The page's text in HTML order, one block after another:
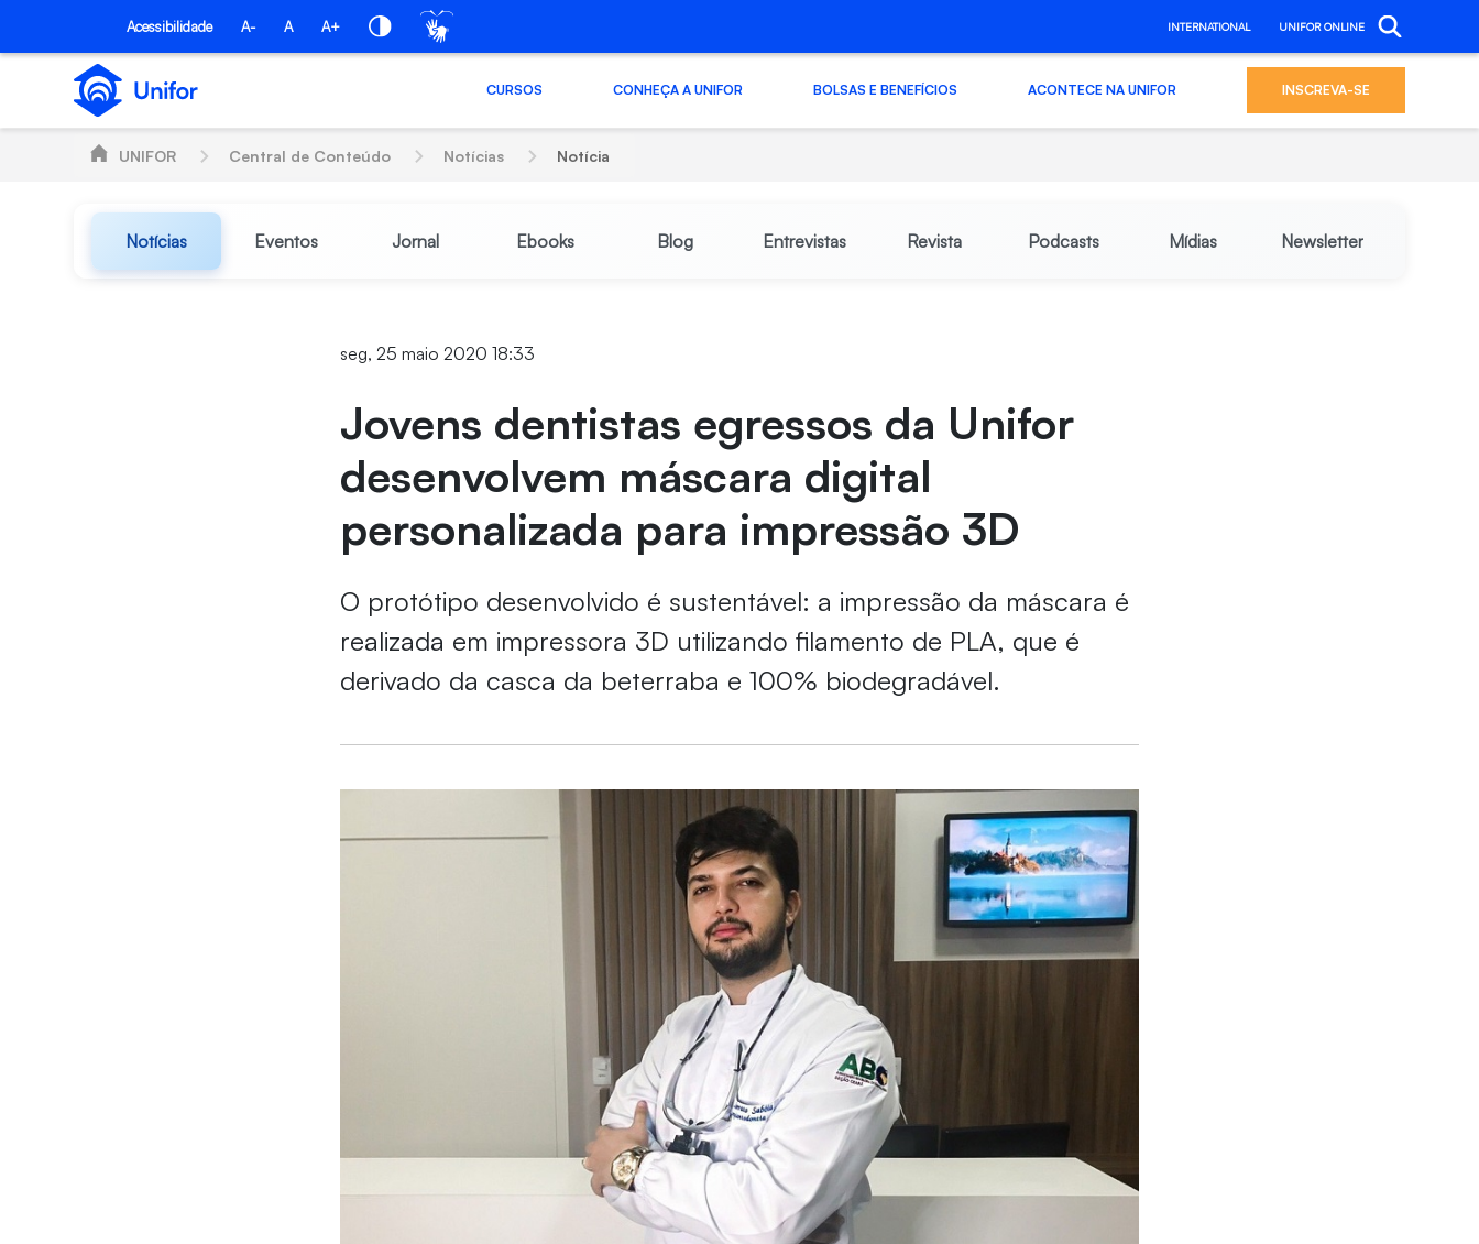
Pular para o Conteúdo principal
Acessibilidade A- A A+ INTERNATIONAL UNIFOR ONLINE
CURSOS CONHEÇA A UNIFOR BOLSAS E BENEFÍCIOS ACONTECE NA UNIFOR INSCREVA-SE
UNIFOR Central de Conteúdo Notícias Notícia
Notícias Eventos Jornal Ebooks Blog Entrevistas Revista Podcasts Mídias Newsletter
seg, 25 maio 2020 18:33
Jovens dentistas egressos da Unifor
desenvolvem máscara digital
personalizada para impressão 3D
O protótipo desenvolvido é sustentável: a impressão da máscara é
realizada em impressora 3D utilizando filamento de PLA, que é
derivado da casca da beterraba e 100% biodegradável.